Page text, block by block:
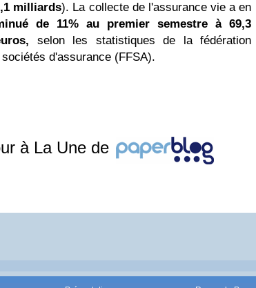
milliards). La collecte de l'assurance vie a en
de 11% au premier semestre à 69,3
selon les statistiques de la fédération
d'assurance (FFSA).
à La Une de